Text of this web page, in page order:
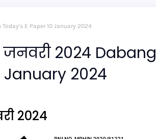
E Paper 10 January 2024
2024 Dabang
January 2024
2024